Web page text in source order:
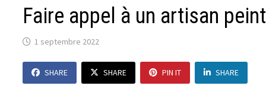
Faire appel à un artisan
1 septembre 2022
SHARE SHARE PIN IT SHARE